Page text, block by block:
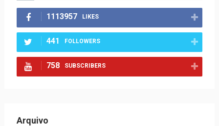
1113957 LIKES
441 FOLLOWERS
758 SUBSCRIBERS
Arquivo